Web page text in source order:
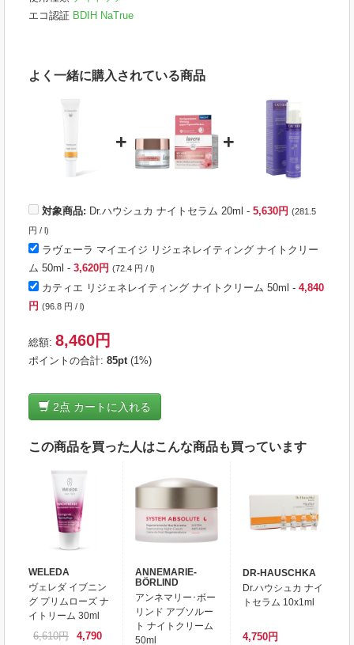
エコ認証 BDIH NaTrue
よく一緒に購入されている商品
+ +
対象商品: Dr.ハウシュカ ナイトセラム 20ml - 5,630円 (281.5
円 / l)
ラヴェーラ マイエイジ リジェネレイティング ナイトクリー
ム 50ml - 3,620円 (72.4 円 / l)
カティエ リジェネレイティング ナイトクリーム 50ml - 4,840
円 (96.8 円 / l)
総額: 8,460円
ポイントの合計: 85pt(1%)
2点 カートに入れる
この商品を買った人はこんな商品も買っています
WELEDA
ヴェレダ イブニン
グ プリムローズ ナ
イトリーム 30ml
6,610円
4,790
ANNEMARIE-
BÖRLIND
アンネマリー･ボー
リンド アブソルー
ト ナイトクリーム
50ml
DR-HAUSCHKA
Dr.ハウシュカ ナイ
トセラム 10x1ml
4,750円